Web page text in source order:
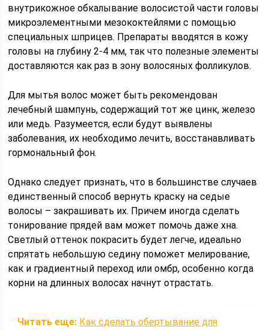
внутрикожное обкалывание волосистой части головы
микроэлементными мезококтейлями с помощью
специальных шприцев. Препараты вводятся в кожу
головы на глубину 2-4 мм, так что полезные элементы
доставляются как раз в зону волосяных фолликулов.
Для мытья волос может быть рекомендован
лечебный шампунь, содержащий тот же цинк, железо
или медь. Разумеется, если будут выявлены
заболевания, их необходимо лечить, восстанавливать
гормональный фон.
Однако следует признать, что в большинстве случаев
единственный способ вернуть краску на седые
волосы – закрашивать их. Причем иногда сделать
тонирование прядей вам может помочь даже хна.
Светлый оттенок покрасить будет легче, идеально
спрятать небольшую седину поможет мелирование,
как и градиентный переход или омбр, особенно когда
корни на длинных волосах начнут отрастать.
Читать еще: Как сделать обертывание для